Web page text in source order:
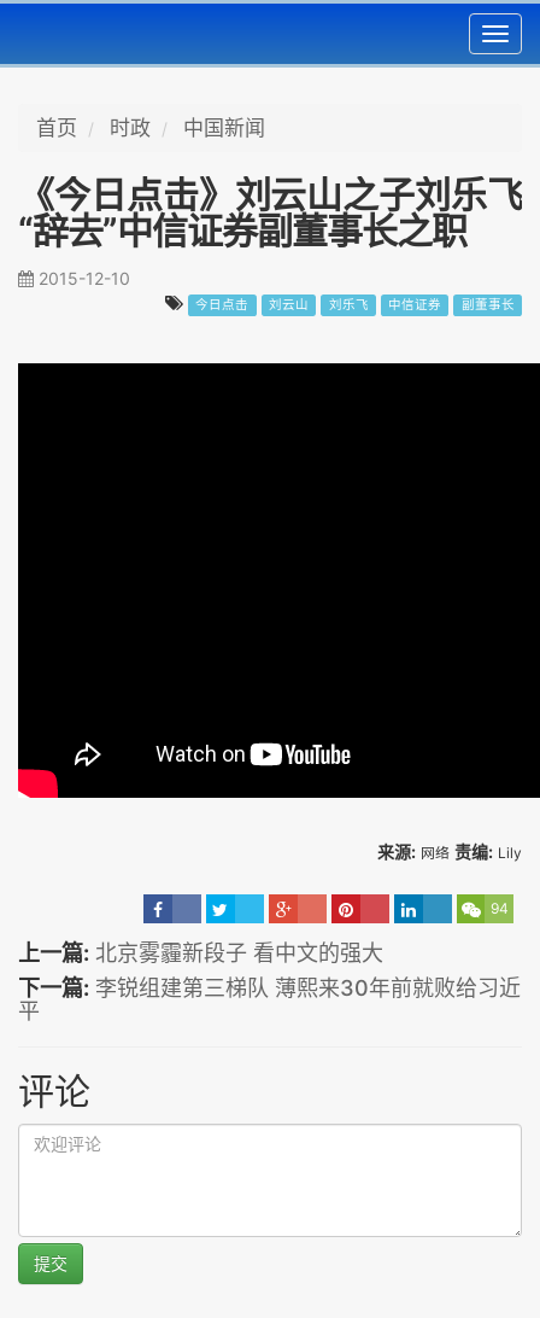
首页 时政 中国新闻
《今日点击》刘云山之子刘乐飞
“辞去”中信证券副董事长之职
2015-12-10
今日点击 刘云山 刘乐飞 中信证券 副董事长
来源: 网络 责编: Lily
94
上一篇: 北京雾霾新段子 看中文的强大
下一篇: 李锐组建第三梯队 薄熙来30年前就败给习近
平
评论
提交